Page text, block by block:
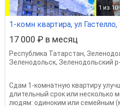
1 из 10
1-комн квартира, ул
17 000 ₽ в месяц
Республика Татарстан,
Зеленодольск, Зеленодольский
Сдам 1-комнатную квартиру
длительный срок или несколько
людям: одиноким или семейным